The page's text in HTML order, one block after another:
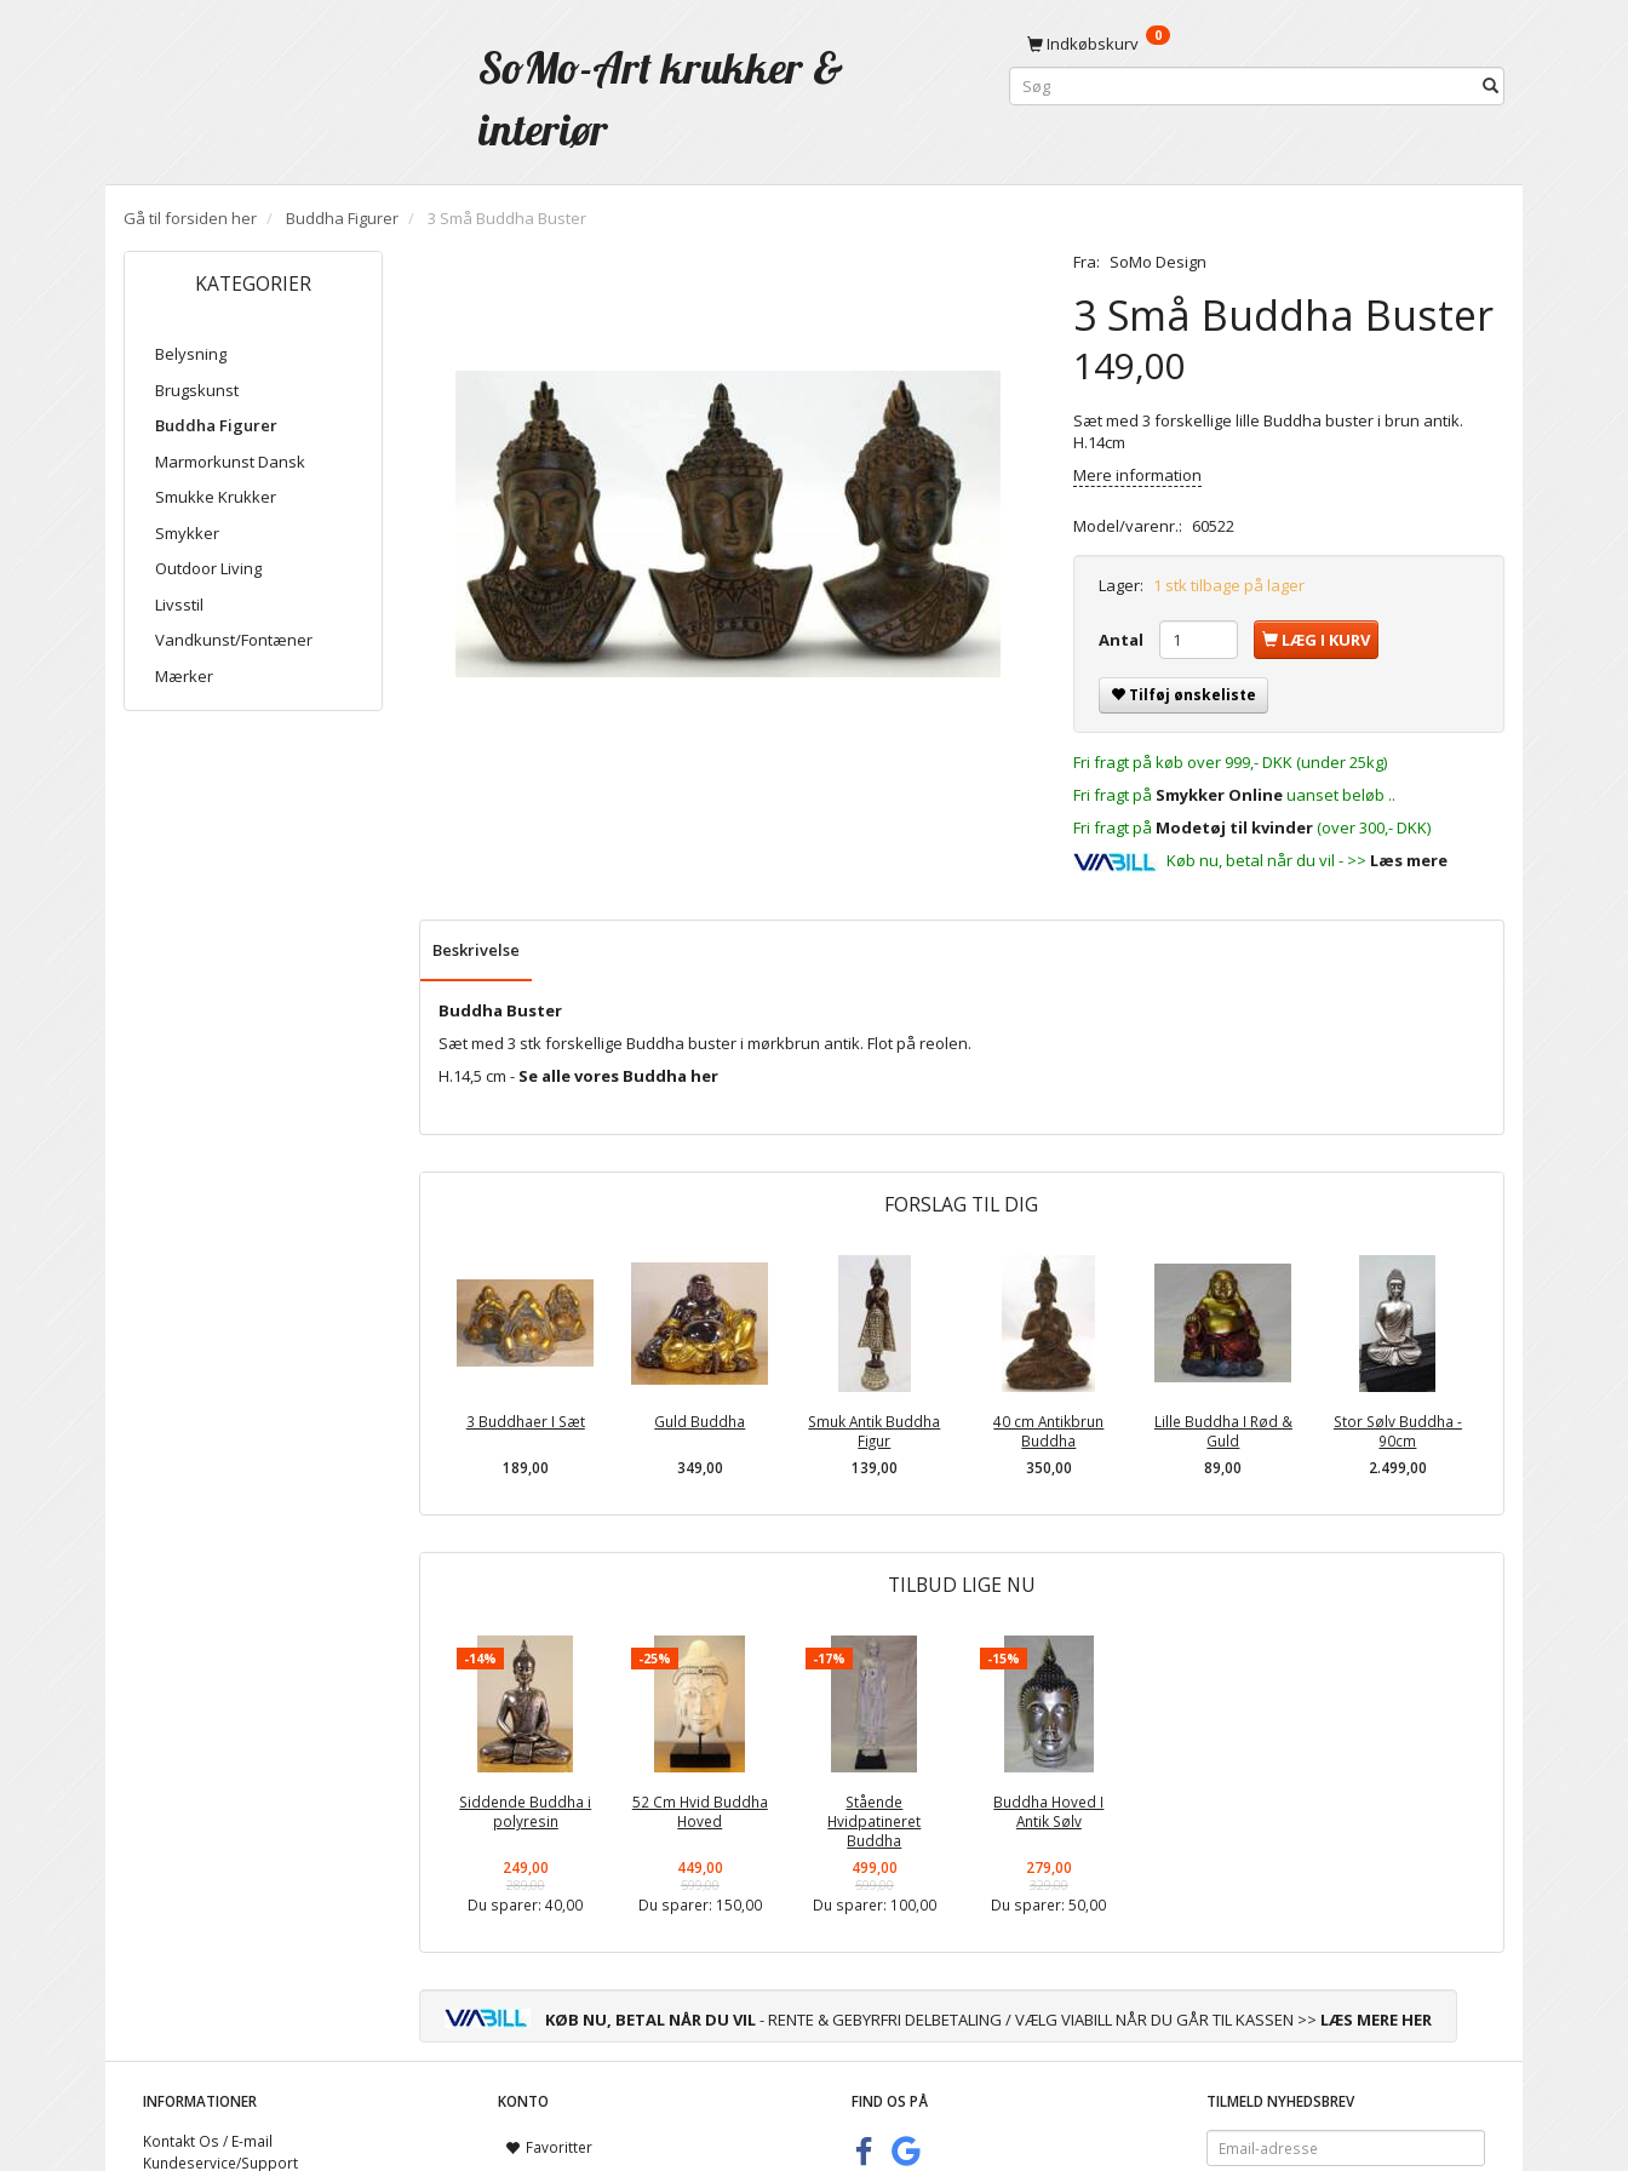
SoMo-Art krukker &
interiør
Indkøbskurv 0
Gå til forsiden her Buddha Figurer 3 Små Buddha Buster
KATEGORIER
Belysning
Brugskunst
Buddha Figurer
Marmorkunst Dansk
Smukke Krukker
Smykker
Outdoor Living
Livsstil
Vandkunst/Fontæner
Mærker
Fra: SoMo Design
3 Små Buddha Buster
149,00
Sæt med 3 forskellige lille Buddha buster i brun antik.
H.14cm
Mere information
Model/varenr.: 60522
Lager: 1 stk tilbage på lager
Antal LÆG I KURV
Tilføj ønskeliste
Fri fragt på køb over 999,- DKK (under 25kg)
Fri fragt på Smykker Onlineuanset beløb ..
Fri fragt på Modetøj til kvinder(over 300,- DKK)
Køb nu, betal når du vil - >> Læs mere
Beskrivelse
Buddha Buster
Sæt med 3 stk forskellige Buddha buster i mørkbrun antik. Flot på reolen.
H.14,5 cm - Se alle vores Buddha her
FORSLAG TIL DIG
3 Buddhaer I Sæt
189,00
Guld Buddha
349,00
Smuk Antik Buddha
Figur
139,00
40 cm Antikbrun
Buddha
350,00
Lille Buddha I Rød &
Guld
89,00
Stor Sølv Buddha -
90cm
2.499,00
TILBUD LIGE NU
-14%
Siddende Buddha i
polyresin
249,00
289,00
Du sparer:40,00
-25%
52 Cm Hvid Buddha
Hoved
449,00
599,00
Du sparer: 150,00
-17%
Stående
Hvidpatineret
Buddha
499,00
599,00
Du sparer: 100,00
-15%
Buddha Hoved I
Antik Sølv
279,00
329,00
Du sparer:50,00
KØB NU, BETAL NÅR DU VIL- RENTE & GEBYRFRI DELBETALING / VÆLG VIABILL NÅR DU GÅR TIL KASSEN >> LÆS MERE HER
INFORMATIONER
Kontakt Os / E-mail
Kundeservice/Support
KONTO
Favoritter
FIND OS PÅ
TILMELD NYHEDSBREV
Email-
adresse